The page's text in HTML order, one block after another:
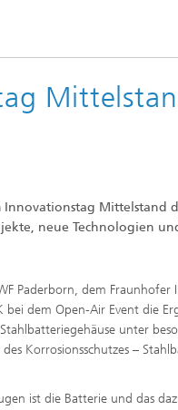
Mittelstand
neue Technologien
Paderborn, dem Fraunhofer
bei dem Open-Air Event die
unter
Korrosionsschutzes –
ist die Batterie und das